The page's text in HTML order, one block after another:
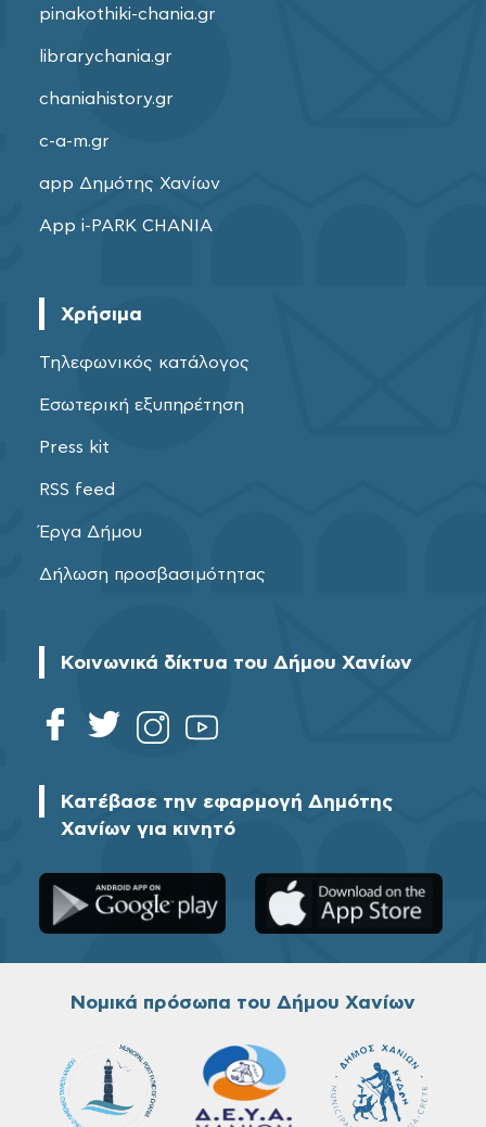
pinakothiki-chania.gr
librarychania.gr
chaniahistory.gr
c-a-m.gr
app Δημότης Χανίων
App i-PARK CHANIA
Χρήσιμα
Τηλεφωνικός κατάλογος
Εσωτερική εξυπηρέτηση
Press kit
RSS feed
Έργα Δήμου
Δήλωση προσβασιμότητας
Κοινωνικά δίκτυα του Δήμου Χανίων
Κατέβασε την εφαρμογή Δημότης
Χανίων για κινητό
Νομικά πρόσωπα του Δήμου Χανίων